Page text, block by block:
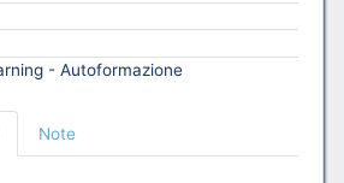
- Autoformazione
Note